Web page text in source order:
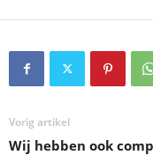
Vorig artikel
Wij hebben ook